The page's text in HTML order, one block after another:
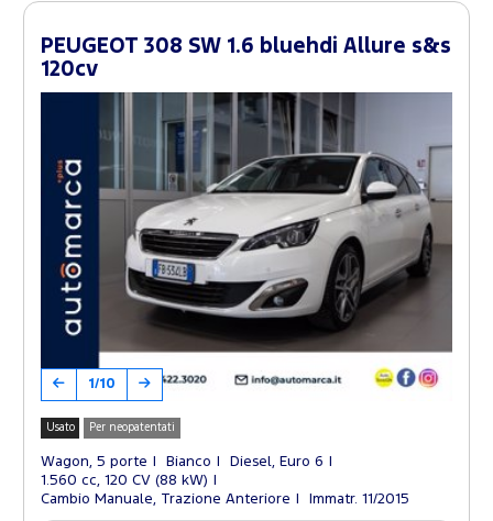
PEUGEOT 308 SW 1.6 bluehdi Allure s&s
120cv
1/10
Usato Per neopatentati
Wagon, 5 porte Bianco
Diesel, Euro 6
1.560 cc, 120 CV (88 kW)
Cambio Manuale, Trazione Anteriore
Immatr. 11/2015